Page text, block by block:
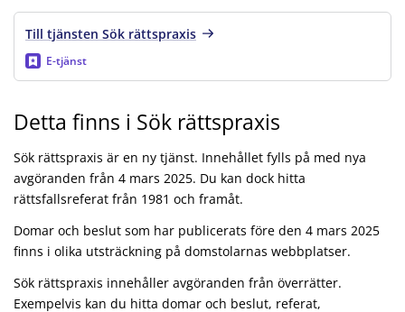
Till tjänsten Sök rättspraxis
E-tjänst
Detta finns i Sök rättspraxis
Sök rättspraxis är en ny tjänst. Innehållet fylls på med nya
avgöranden från 4 mars 2025. Du kan dock hitta
rättsfallsreferat från 1981 och framåt.
Domar och beslut som har publicerats före den 4 mars 2025
finns i olika utsträckning på domstolarnas webbplatser.
Sök rättspraxis innehåller avgöranden från överrätter.
Exempelvis kan du hitta domar och beslut, referat,